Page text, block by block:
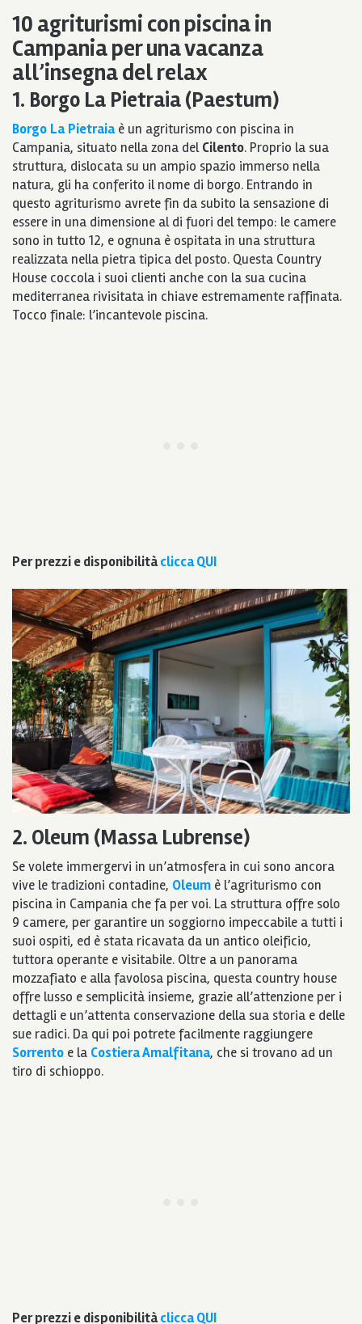
10 agriturismi con piscina in
Campania per una vacanza
all’insegna del relax
1. Borgo La Pietraia (Paestum)
Borgo La Pietraiaè un agriturismo con piscina in
Campania, situato nella zona delCilento. Proprio la sua
struttura, dislocata su un ampio spazio immerso nella
natura, gli ha conferito il nome di borgo. Entrando in
questo agriturismo avrete fin da subito la sensazione di
essere in una dimensione al di fuori del tempo: le camere
sono in tutto 12, e ognuna è ospitata in una struttura
realizzata nella pietra tipica del posto. Questa Country
House coccola i suoi clienti anche con la sua cucina
mediterranea rivisitata in chiave estremamente raffinata.
Tocco finale: l’incantevole piscina.
Per prezzi e disponibilitàclicca QUI
2. Oleum (Massa Lubrense)
Se volete immergervi in un’atmosfera in cui sono ancora
vive le tradizioni contadine, Oleum è l’agriturismo con
piscina in Campania che fa per voi. La struttura offre solo
9 camere, per garantire un soggiorno impeccabile a tutti i
suoi ospiti, ed è stata ricavata da un antico oleificio,
tuttora operante e visitabile. Oltre a un panorama
mozzafiato e alla favolosa piscina, questa country house
offre lusso e semplicità insieme, grazie all’attenzione per i
dettagli e un’attenta conservazione della sua storia e delle
sue radici. Da qui poi potrete facilmente raggiungere
Sorrento e la Costiera Amalfitana, che si trovano ad un
tiro di schioppo.
Per prezzi e disponibilitàclicca QUI